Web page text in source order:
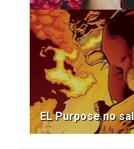
EL Purpose no